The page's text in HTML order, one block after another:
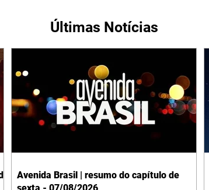
Últimas Notícias
Avenida Brasil | resumo do capítulo de